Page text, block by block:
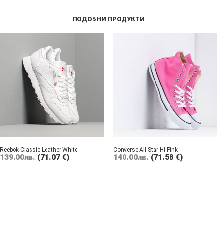
ПОДОБНИ ПРОДУКТИ
Reebok Classic Leather White
139.00лв. (71.07 €)
Converse All Star Hi Pink
140.00лв. (71.58 €)